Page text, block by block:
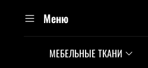
Меню
МЕБЕЛЬНЫЕ ТКАНИ